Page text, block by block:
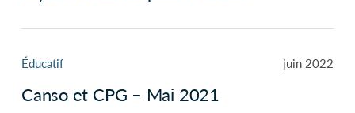
Éducatif juin 2022
Canso et CPG – Mai 2021